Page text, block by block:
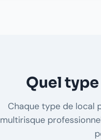
Quel
Chaque type de local
multirisque